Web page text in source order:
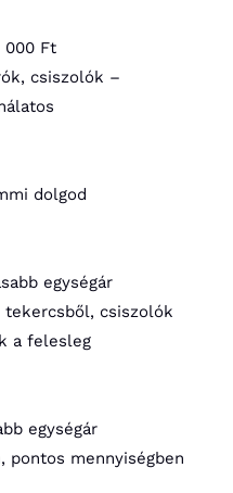
000 Ft
csiszolók –
dolgod
egységár
tekercsből, csiszolók
a felesleg
egységár
pontos mennyiségben